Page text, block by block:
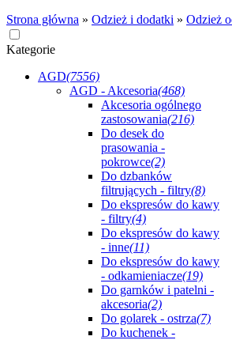
Strona główna » Odzież i dodatki » Odzież
Kategorie
AGD(7556)
AGD - Akcesoria(468)
Akcesoria ogólnego
zastosowania(216)
Do desek do
prasowania -
pokrowce(2)
Do dzbanków
filtrujących - filtry(8)
Do ekspresów do kawy
- filtry(4)
Do ekspresów do kawy
- inne(11)
Do ekspresów do kawy
- odkamieniacze(19)
Do garnków i patelni -
akcesoria(2)
Do golarek - ostrza(7)
Do kuchenek -